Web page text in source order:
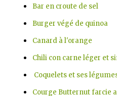
Bar en croute de sel
Burger végé de quinoa
Canard à l'orange
Chili con carne léger et
Coquelets et ses
Courge Butternut farcie